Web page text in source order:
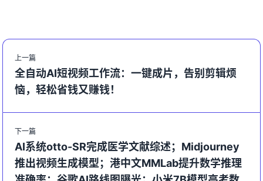
上一篇
全自动AI短视频工作流：一键成片，告别剪辑烦
恼，轻松省钱又赚钱！
下一篇
AI系统otto-SR完成医学文献综述；Midjourney
推出视频生成模型；港中文MMLab提升数学推理